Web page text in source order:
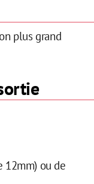
plus grand
12mm) ou de